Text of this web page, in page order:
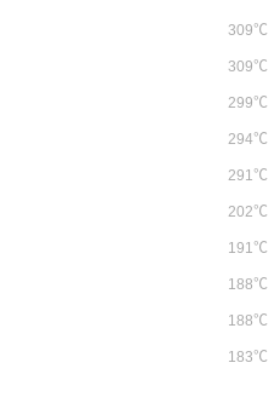
309℃
309℃
299℃
294℃
291℃
202℃
191℃
188℃
188℃
183℃